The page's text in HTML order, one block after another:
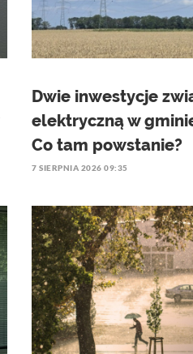
Dwie inwestycje
elektryczną w
Co tam powstanie?
7 SIERPNIA 2026 09:35